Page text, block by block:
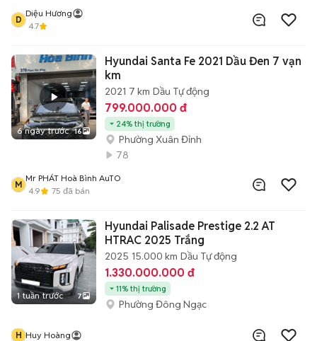
D
Diệu Hương
4.7
6 ngày trước 16
Hyundai Santa Fe 2021 Dầu Đen 7 vạn
km
2021 7 km Dầu Tự động
799.000.000 đ
24% thị trường
Phường Xuân Đỉnh
78
M
Mr PHÁT Hoà Bình AuTO
4.9
75 đã bán
1 tuần trước 7
Hyundai Palisade Prestige 2.2 AT
HTRAC 2025 Trắng
2025 15.000 km Dầu Tự động
1.330.000.000 đ
11% thị trường
Phường Đông Ngạc
H Huy Hoàng